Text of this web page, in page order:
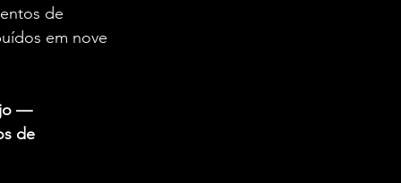
de
em nove
—
de